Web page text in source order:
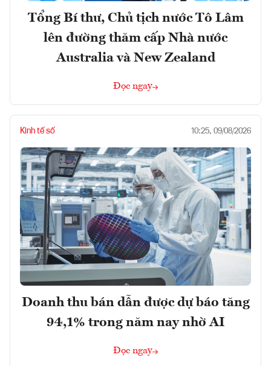
Tổng Bí thư, Chủ tịch nước Tô Lâm
lên đường thăm cấp Nhà nước
Australia và New Zealand
Đọc ngay
Kinh tế số 10:25, 09/08/2026
Doanh thu bán dẫn được dự báo tăng
94,1% trong năm nay nhờ AI
Đọc ngay